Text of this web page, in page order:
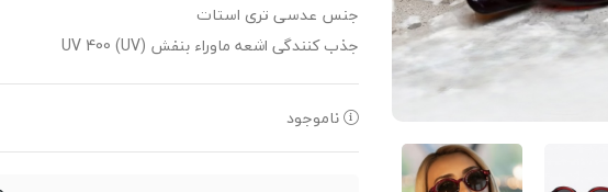
جنس عدسی تری استات
جذب کنندگی اشعه ماوراء بنفش (UV) UV 400
ناموجود